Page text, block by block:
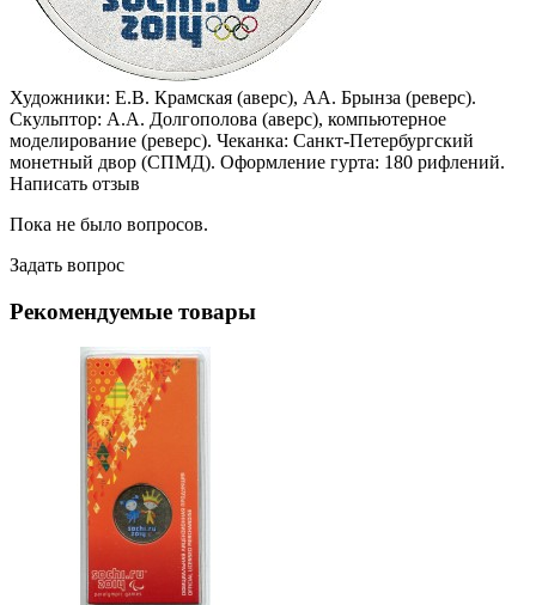
Художники: Е.В. Крамская (аверс), АА. Брынза (реверс).
Скульптор: А.А. Долгополова (аверс), компьютерное
моделирование (реверс). Чеканка: Санкт-Петербургский
монетный двор (СПМД). Оформление гурта: 180 рифлений.
Написать отзыв
Пока не было вопросов.
Задать вопрос
Рекомендуемые товары